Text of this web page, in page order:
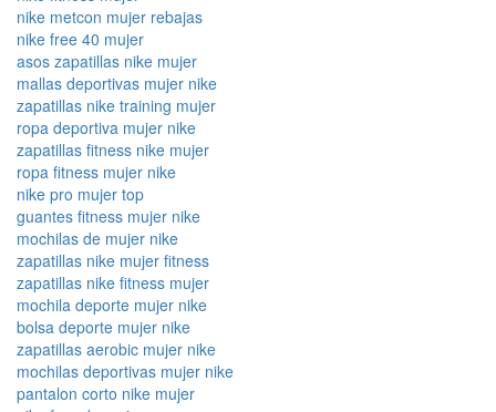
nike metcon mujer rebajas
nike free 40 mujer
asos zapatillas nike mujer
mallas deportivas mujer nike
zapatillas nike training mujer
ropa deportiva mujer nike
zapatillas fitness nike mujer
ropa fitness mujer nike
nike pro mujer top
guantes fitness mujer nike
mochilas de mujer nike
zapatillas nike mujer fitness
zapatillas nike fitness mujer
mochila deporte mujer nike
bolsa deporte mujer nike
zapatillas aerobic mujer nike
mochilas deportivas mujer nike
pantalon corto nike mujer